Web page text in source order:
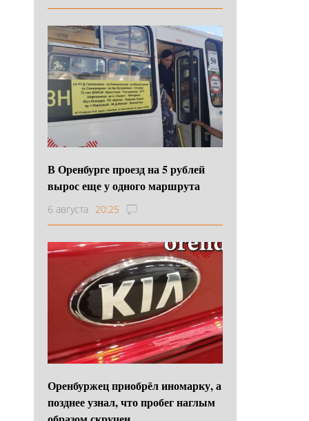
В Оренбурге проезд на 5 рублей
вырос еще у одного маршрута
6 августа 20:25
Оренбуржец приобрёл иномарку, а
позднее узнал, что пробег наглым